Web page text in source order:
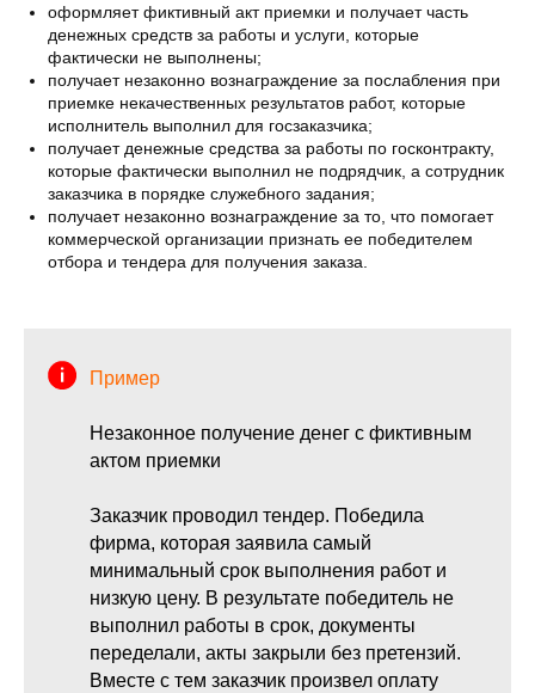
оформляет фиктивный акт приемки и получает часть
денежных средств за работы и услуги, которые
фактически не выполнены;
получает незаконно вознаграждение за послабления при
приемке некачественных результатов работ, которые
исполнитель выполнил для госзаказчика;
получает денежные средства за работы по госконтракту,
которые фактически выполнил не подрядчик, а сотрудник
заказчика в порядке служебного задания;
получает незаконно вознаграждение за то, что помогает
коммерческой организации признать ее победителем
отбора и тендера для получения заказа.
Пример
Незаконное получение денег с фиктивным
актом приемки
Заказчик проводил тендер. Победила
фирма, которая заявила самый
минимальный срок выполнения работ и
низкую цену. В результате победитель не
выполнил работы в срок, документы
переделали, акты закрыли без претензий.
Вместе с тем заказчик произвел оплату